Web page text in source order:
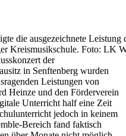
die ausgezeichnete Leistung
Kreismusikschule. Foto: LK
der
in Senftenberg wurden
Leistungen von
Heinze und den Förderverein
Unterricht half eine Zeit
jedoch in keinem
Bereich fand faktisch